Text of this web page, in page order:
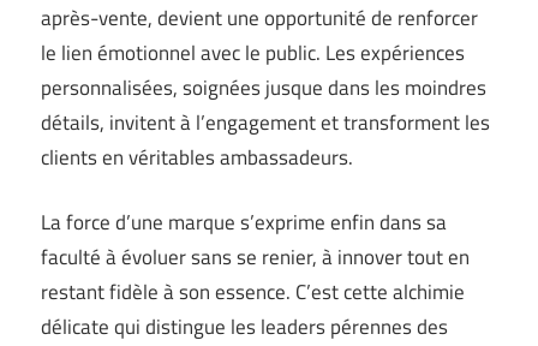
après-vente, devient une opportunité de renforcer
le lien émotionnel avec le public. Les expériences
personnalisées, soignées jusque dans les moindres
détails, invitent à l’engagement et transforment les
clients en véritables ambassadeurs.
La force d’une marque s’exprime enfin dans sa
faculté à évoluer sans se renier, à innover tout en
restant fidèle à son essence. C’est cette alchimie
délicate qui distingue les leaders pérennes des